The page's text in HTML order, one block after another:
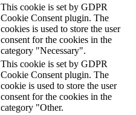
This cookie is set by GDPR
Cookie Consent plugin. The
cookies is used to store the user
consent for the cookies in the
category "Necessary".
This cookie is set by GDPR
Cookie Consent plugin. The
cookie is used to store the user
consent for the cookies in the
category "Other.